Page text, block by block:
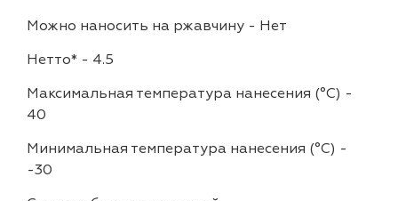
Можно наносить на ржавчину - Нет
Нетто* - 4.5
Максимальная температура нанесения (°С) -
40
Минимальная температура нанесения (°С) -
-30